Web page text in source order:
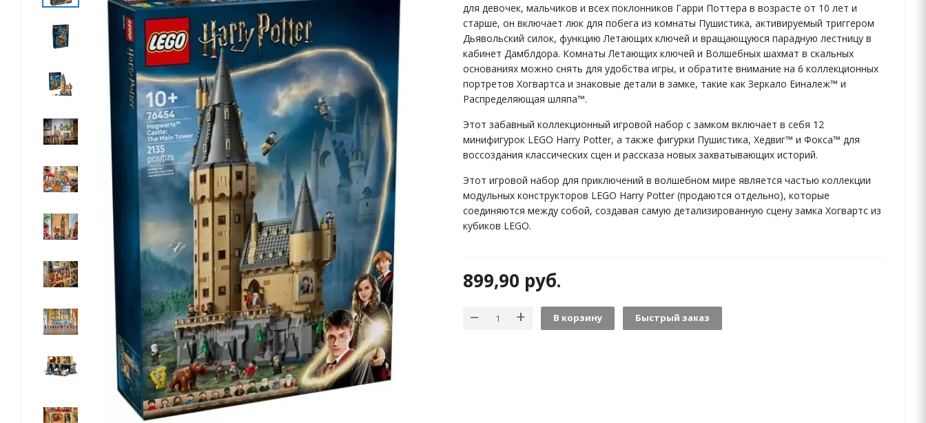
для девочек, мальчиков и всех поклонников Гарри Поттера в возрасте от 10 лет и
старше, он включает люк для побега из комнаты Пушистика, активируемый триггером
Дьявольский силок, функцию Летающих ключей и вращающуюся парадную лестницу в
кабинет Дамблдора. Комнаты Летающих ключей и Волшебных шахмат в скальных
основаниях можно снять для удобства игры, и обратите внимание на 6 коллекционных
портретов Хогвартса и знаковые детали в замке, такие как Зеркало Еиналеж™ и
Распределяющая шляпа™.
Этот забавный коллекционный игровой набор с замком включает в себя 12
минифигурок LEGO Harry Potter, а также фигурки Пушистика, Хедвиг™ и Фокса™ для
воссоздания классических сцен и рассказа новых захватывающих историй.
Этот игровой набор для приключений в волшебном мире является частью коллекции
модульных конструкторов LEGO Harry Potter (продаются отдельно), которые
соединяются между собой, создавая самую детализированную сцену замка Хогвартс из
кубиков LEGO.
899,90 руб.
В корзину Быстрый заказ